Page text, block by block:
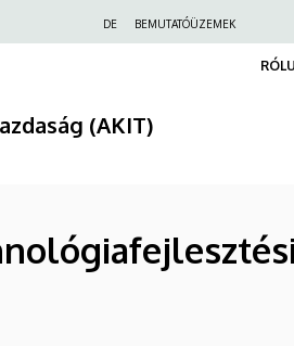
DE BEMUTATÓÜZEMEK
(AKIT)